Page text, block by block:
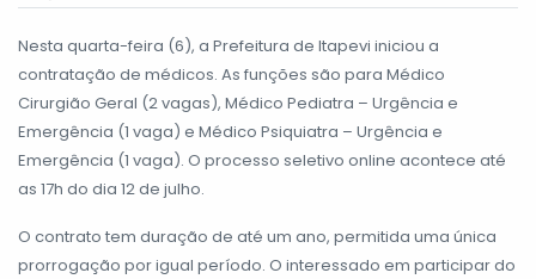
Nesta quarta-feira (6), a Prefeitura de Itapevi iniciou a
contratação de médicos. As funções são para Médico
Cirurgião Geral (2 vagas), Médico Pediatra – Urgência e
Emergência (1 vaga) e Médico Psiquiatra – Urgência e
Emergência (1 vaga). O processo seletivo online acontece até
as 17h do dia 12 de julho.
O contrato tem duração de até um ano, permitida uma única
prorrogação por igual período. O interessado em participar do